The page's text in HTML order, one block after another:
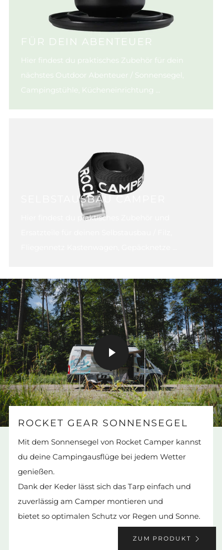
FÜR DEIN ABENTEUER
Hier findest du praktisches Zubehör für dein
nächstes Outdoor Abenteuer / Sonnensegel,
Campingstühle, Kücheneinrichtung ...
SELBSTAUSBAU CAMPER
Hier findest du praktisches Zubehör und
VIDEO
STARTEN
ROCKET GEAR SONNENSEGEL
Mit dem Sonnensegel von Rocket Camper kannst
du deine Campingausflüge bei jedem Wetter
genießen.
Dank der Keder lässt sich das Tarp einfach und
zuverlässig am Camper montieren und
bietet so optimalen Schutz vor Regen und Sonne.
ZUM PRODUKT